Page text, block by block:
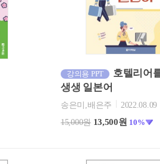
강의용 PPT
호텔리어
생생 일본어
송은미,배은주 2022.08.09
15,000원 13,500원 10%